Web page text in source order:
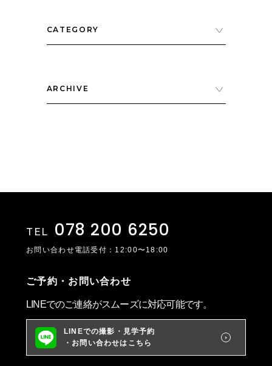
CATEGORY
ARCHIVE
TEL 078 200 6250
お問い合わせ電話受付：12:00〜18:00
ご予約・お問い合わせ
LINEでのご連絡がスムーズに対応可能です。
LINEでの撮影・見学予約
・お問い合わせはこちら